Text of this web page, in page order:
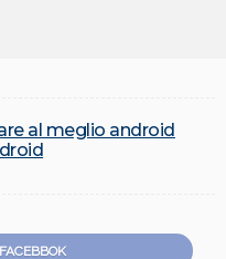
al meglio android